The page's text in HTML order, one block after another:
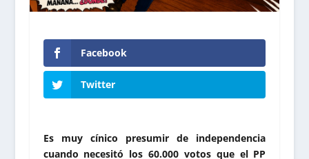
Facebook
Twitter
Es muy cínico presumir de independencia
cuando necesitó los 60.000 votos que el PP